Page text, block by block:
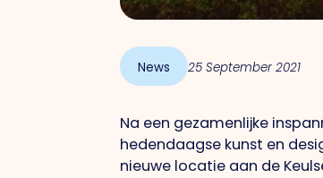
News 25 September 2021
Na een gezamenlijke
hedendaagse kunst en
nieuwe locatie aan de